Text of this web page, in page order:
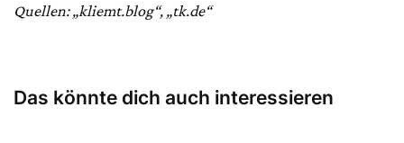
Quellen: „kliemt.blog“, „tk.de“
Das könnte dich auch interessieren